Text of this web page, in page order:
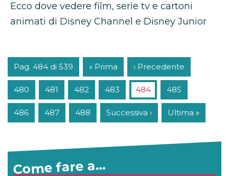
Ecco dove vedere film, serie tv e cartoni
animati di Disney Channel e Disney Junior
Pag. 484 di 539 « Prima ‹ Precedente
480 481 482 483 484 485
486 487 488 Successiva › Ultima »
Come fare a…